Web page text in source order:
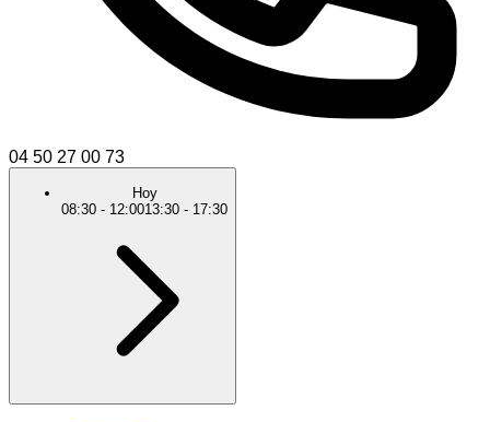
04 50 27 00 73
Hoy
08:30 - 12:0013:30 - 17:30